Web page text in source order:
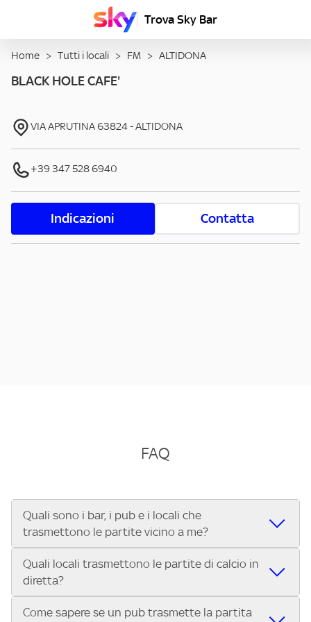
Trova Sky Bar
Home > Tutti i locali > FM > ALTIDONA
BLACK HOLE CAFE'
VIA APRUTINA63824-ALTIDONA
+39 347 528 6940
Indicazioni Contatta
FAQ
Quali sono i bar, i pub e i locali che
trasmettono le partite vicino a me?
Se cerchi un bar, pub, ristorante o locale vicino a te per
vedere le partite di Serie A ENILIVE, la Serie C Sky Wifi, la
UEFA Champions League, la UEFA Europa League, la UEFA
Conference League, il Tennis, la Formula 1®, la MotoGP™ e
Quali locali trasmettono le partite di calcio in
diretta?
Vuoi sapere quali bar, pub o ristoranti mostrano le partite
Come sapere se un pub trasmette la partita